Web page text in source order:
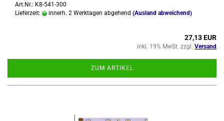
Art.Nr.: K8-541-300
Lieferzeit:
innerh. 2 Werktagen abgehend (Ausland abweichend)
27,13 EUR
inkl. 19% MwSt. zzgl. Versand
ZUM ARTIKEL